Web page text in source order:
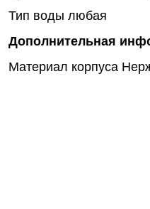
Тип воды любая
Дополнительная
Материал корпуса